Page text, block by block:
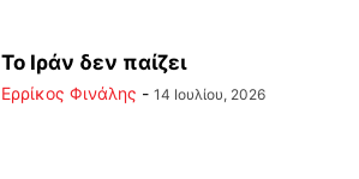
Το Ιράν δεν παίζει
Ερρίκος Φινάλης - 14 Ιουλίου, 2026